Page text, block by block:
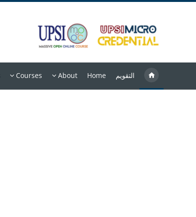
التقويم Home
About
Courses